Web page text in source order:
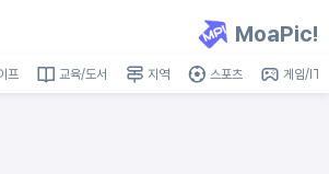
MoaPic!
프 교육/도서 지역 스포츠 게임/IT